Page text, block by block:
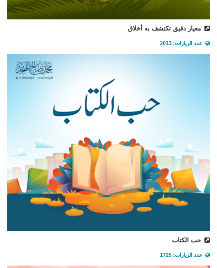
معيار دقيق تكتشف به أخلاق
عدد الزيارات: 2013
حب الكتاب
عدد الزيارات: 1725